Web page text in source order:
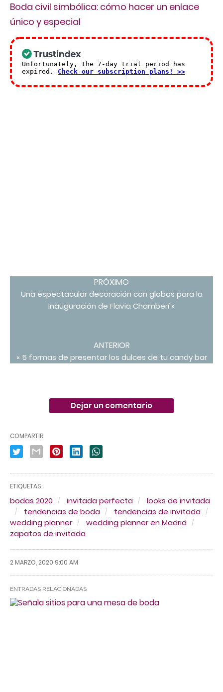
Boda civil simbólica: cómo hacer un enlace
único y especial
PRÓXIMO
Una espectacular decoración con globos para la
inauguración de Flavia Chamberí »
ANTERIOR
« 5 formas de presentar los dulces de tu candy bar
Dejar un comentario
COMPARTIR
ETIQUETAS:
bodas 2020 invitada perfecta
looks de invitada
tendencias de boda
tendencias de invitada
wedding planner
wedding planner en Madrid
zapatos de invitada
2 MARZO, 2020 9:00 AM
ENTRADAS RELACIONADAS